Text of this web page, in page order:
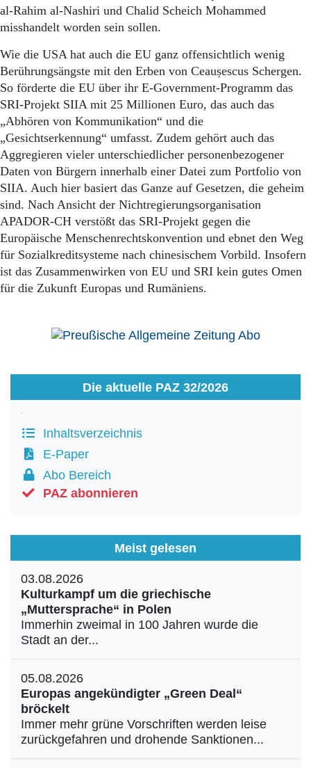
al-Rahim al-Nashiri und Chalid Scheich Mohammed
misshandelt worden sein sollen.
Wie die USA hat auch die EU ganz offensichtlich wenig
Berührungsängste mit den Erben von Ceaușescus Schergen.
So förderte die EU über ihr E-Government-Programm das
SRI-Projekt SIIA mit 25 Millionen Euro, das auch das
„Abhören von Kommunikation“ und die
„Gesichtserkennung“ umfasst. Zudem gehört auch das
Aggregieren vieler unterschiedlicher personenbezogener
Daten von Bürgern innerhalb einer Datei zum Portfolio von
SIIA. Auch hier basiert das Ganze auf Gesetzen, die geheim
sind. Nach Ansicht der Nichtregierungsorganisation
APADOR-CH verstößt das SRI-Projekt gegen die
Europäische Menschenrechtskonvention und ebnet den Weg
für Sozialkreditsysteme nach chinesischem Vorbild. Insofern
ist das Zusammenwirken von EU und SRI kein gutes Omen
für die Zukunft Europas und Rumäniens.
Die aktuelle PAZ 32/2026
Inhaltsverzeichnis
E-Paper
Abo Bereich
PAZ abonnieren
Meist gelesen
03.08.2026
Kulturkampf um die griechische
„Muttersprache“ in Polen
Immerhin zweimal in 100 Jahren wurde die
Stadt an der...
05.08.2026
Europas angekündigter „Green Deal“
bröckelt
Immer mehr grüne Vorschriften werden leise
zurückgefahren und drohende Sanktionen...